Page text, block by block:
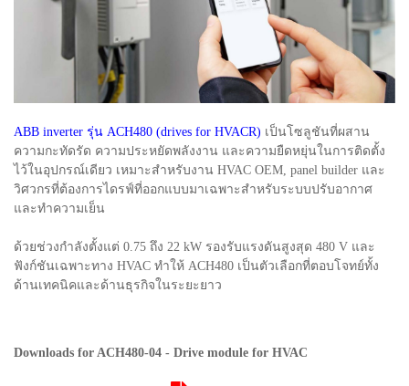
ABB inverter รุ่น ACH480 (drives for HVACR) เป็นโซลูชันที่ผสาน
ความกะทัดรัด ความประหยัดพลังงาน และความยืดหยุ่นในการติดตั้ง
ไว้ในอุปกรณ์เดียว เหมาะสำหรับงาน HVAC OEM, panel builder และ
วิศวกรที่ต้องการไดรฟ์ที่ออกแบบมาเฉพาะสำหรับระบบปรับอากาศ
และทำความเย็น
ด้วยช่วงกำลังตั้งแต่ 0.75 ถึง 22 kW รองรับแรงดันสูงสุด 480 V และ
ฟังก์ชันเฉพาะทาง HVAC ทำให้ ACH480 เป็นตัวเลือกที่ตอบโจทย์ทั้ง
ด้านเทคนิคและด้านธุรกิจในระยะยาว
Downloads for ACH480-04 - Drive module for HVAC